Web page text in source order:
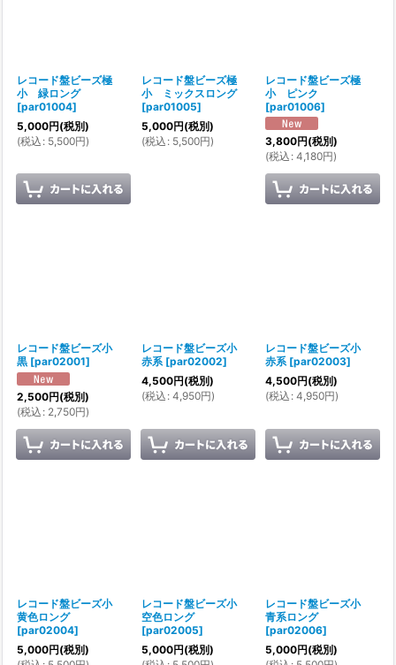
レコード盤ビーズ極
小 緑ロング
[par01004]
5,000円(税別)
(税込 : 5,500円)
レコード盤ビーズ極
小 ミックスロング
[par01005]
5,000円(税別)
(税込 : 5,500円)
レコード盤ビーズ極
小 ピンク
[par01006]
3,800円(税別)
(税込 : 4,180円)
レコード盤ビーズ小
黒 [par02001]
2,500円(税別)
(税込 : 2,750円)
レコード盤ビーズ小
赤系 [par02002]
4,500円(税別)
(税込 : 4,950円)
レコード盤ビーズ小
赤系 [par02003]
4,500円(税別)
(税込 : 4,950円)
レコード盤ビーズ小
黄色ロング
[par02004]
5,000円(税別)
レコード盤ビーズ小
空色ロング
[par02005]
5,000円(税別)
レコード盤ビーズ小
青系ロング
[par02006]
5,000円(税別)